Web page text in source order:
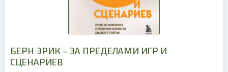
БЕРН ЭРИК – ЗА ПРЕДЕЛАМИ ИГР И
СЦЕНАРИЕВ